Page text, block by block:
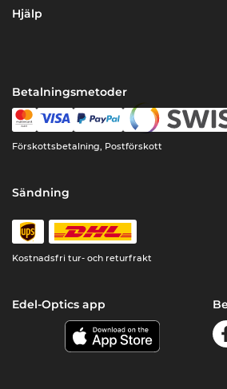
Hjälp
Betalningsmetoder
Förskottsbetalning, Postförskott
Sändning
Kostnadsfri tur- och returfrakt
Edel-Optics app